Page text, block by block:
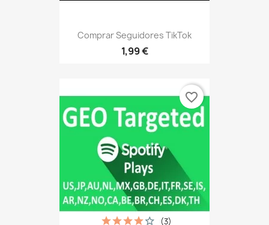
Comprar Seguidores TikTok
1,99 €
(3)
favorite_border